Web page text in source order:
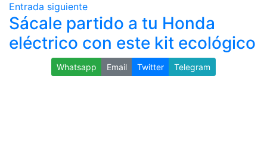
Entrada siguiente
Sácale partido a tu Honda
eléctrico con este kit ecológico
Whatsapp Email Twitter Telegram